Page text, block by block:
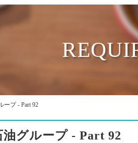
ープ - Part 92
グループ - Part 92